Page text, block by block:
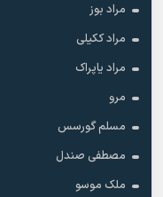
مراد بوز
مراد ککیلی
مراد یاپراک
مرو
مسلم گورسس
مصطفی صندل
ملک موسو